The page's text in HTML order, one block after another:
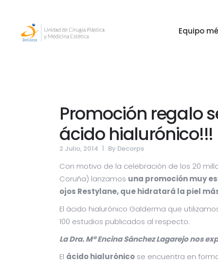
Equipo
Promoción regalo
ácido hialurónico!!!
2 Julio, 2014 By Decorps
Con motivo de la celebración de los 20
Coruña) lanzamos una promoción muy
ojos Restylane, que hidratará la piel
El ácido hialurónico Galderma que
100 estudios publicados al respecto.
La Dra. Mª Encina Sánchez Lagarejo nos
El ácido hialurónico se encuentra en